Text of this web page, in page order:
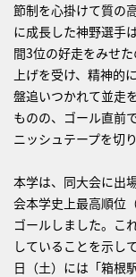
節制を心掛けて質の
に成長した神野選手
間3位の好走をみせ
上げを受け、精神的
盤追いつかれて並走
ものの、ゴール直前
ニッシュテープを切
本学は、同大会に出
会本学史上最高順位
ゴールしました。こ
していることを示し
日（土）には「箱根